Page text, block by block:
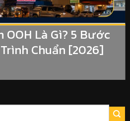
OOH Là Gì? 5 Bước
Chuẩn [2026]